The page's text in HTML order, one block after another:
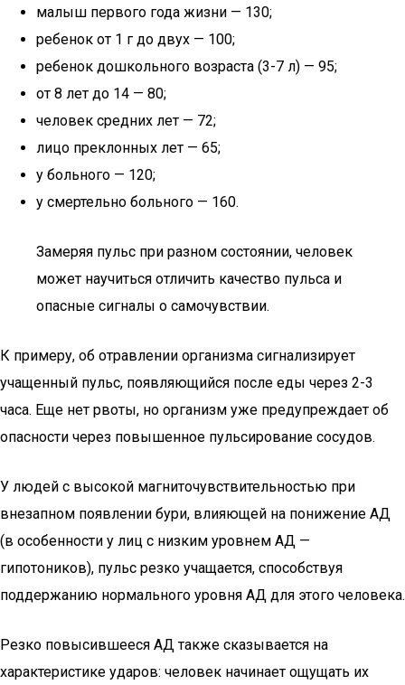
малыш первого года жизни — 130;
ребенок от 1 г до двух — 100;
ребенок дошкольного возраста (3-7 л) — 95;
от 8 лет до 14 — 80;
человек средних лет — 72;
лицо преклонных лет — 65;
у больного — 120;
у смертельно больного — 160.
Замеряя пульс при разном состоянии, человек
может научиться отличить качество пульса и
опасные сигналы о самочувствии.
К примеру, об отравлении организма сигнализирует
учащенный пульс, появляющийся после еды через 2-3
часа. Еще нет рвоты, но организм уже предупреждает об
опасности через повышенное пульсирование сосудов.
У людей с высокой магниточувствительностью при
внезапном появлении бури, влияющей на понижение АД
(в особенности у лиц с низким уровнем АД —
гипотоников), пульс резко учащается, способствуя
поддержанию нормального уровня АД для этого человека.
Резко повысившееся АД также сказывается на
характеристике ударов: человек начинает ощущать их